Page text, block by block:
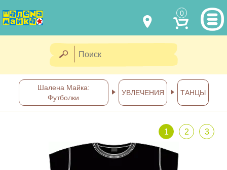
0
(067) 011 0404
shalena@mayka.dp.ua
г.Днепр, ул. Ярослава Мудрого, 68
Посмотреть на карте
НАШИ РАБОТЫ
КАК КУПИТЬ
КАК НАС НАЙТИ
ПОЛНАЯ ВЕРСИЯ САЙТА
Шалена Майка:
Футболки
УВЛЕЧЕНИЯ ТАНЦЫ
1 2 3